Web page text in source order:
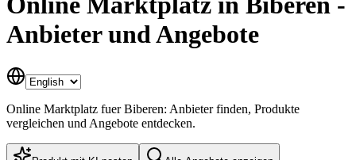
Anbieter und Angebote
Online Marktplatz fuer Biberen: Anbieter finden, Produkte
vergleichen und Angebote entdecken.